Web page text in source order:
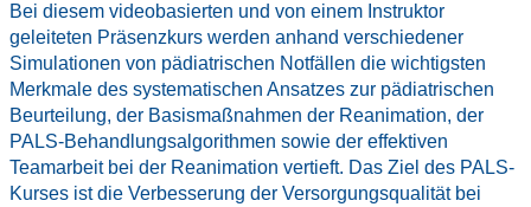
Bei diesem videobasierten und von einem Instruktor
geleiteten Präsenzkurs werden anhand verschiedener
Simulationen von pädiatrischen Notfällen die wichtigsten
Merkmale des systematischen Ansatzes zur pädiatrischen
Beurteilung, der Basismaßnahmen der Reanimation, der
PALS-Behandlungsalgorithmen sowie der effektiven
Teamarbeit bei der Reanimation vertieft. Das Ziel des PALS-
Kurses ist die Verbesserung der Versorgungsqualität bei